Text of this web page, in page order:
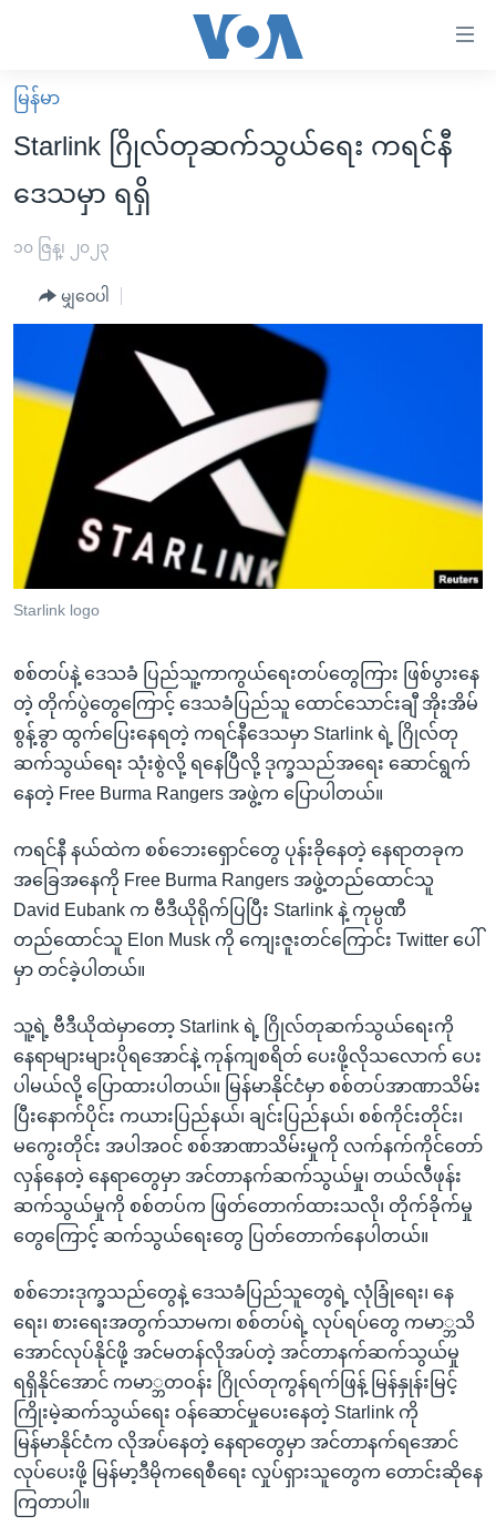
လွယ်ကူ
စေ
များ
အကြောင်းအရာ
ကျော်
စာမျက်နှာ
သို့
ရန်
ရှာဖွေ
ရန်
နေရာ
သို့
ရန်
မူလစာမျက်နှာ
မြန်မာ
ကမ္ဘာ့သတင်းများ
နိုင်ငံတကာ
အစ္စရေး-ပါလက်စတိုင်း
ဗွီဒီယို
ရပ်ဝန်းတခု လမ်းတခု အလွန်
အင်္ဂလိပ်စာလေ့လာမယ်
အမေရိကန်သုံးအီဒီယံ
မကြေးမုံရဲ့ အင်္ဂလိပ်စာ
ရုပ်ရှင်ထဲက အင်္ဂလိပ်စာ
သုတပဒေသာ အင်္ဂလိပ်စာ
အပတ်စဉ်ကဏ္ဍများ
ရေဒီယို
တီဗွီ
ရေဒီယိုနှင့်ရုပ်သံ အချက်အလက်များ
ရေဒီယို/တီဗွီအစီအစဉ်
Learning English
ဗွီအိုအေ လူမှုကွန်ယက်များ
ဘာသာစကားများ
မြန်မာ
Starlink ဂြိုလ်တုဆက်သွယ်ရေး ကရင်နီ
ဒေသမှာ ရရှိ
၁၀ ဇြန္၊ ၂၀၂၃
မျှဝေပါ
Starlink logo
စစ်တပ်နဲ့ ဒေသခံ ပြည်သူ့ကာကွယ်ရေးတပ်တွေကြား ဖြစ်ပွားနေ
တဲ့ တိုက်ပွဲတွေကြောင့် ဒေသခံပြည်သူ ထောင်သောင်းချီ အိုးအိမ်
စွန့်ခွာ ထွက်ပြေးနေရတဲ့ ကရင်နီဒေသမှာ Starlink ရဲ့ ဂြိုလ်တု
ဆက်သွယ်ရေး သုံးစွဲလို့ ရနေပြီလို့ ဒုက္ခသည်အရေး ဆောင်ရွက်
နေတဲ့ Free Burma Rangers အဖွဲ့က ပြောပါတယ်။
ကရင်နီ နယ်ထဲက စစ်ဘေးရှောင်တွေ ပုန်းခိုနေတဲ့ နေရာတခုက
အခြေအနေကို Free Burma Rangers အဖွဲ့တည်ထောင်သူ
David Eubank က ဗီဒီယိုရိုက်ပြပြီး Starlink နဲ့ ကုမ္ပဏီ
တည်ထောင်သူ Elon Musk ကို ကျေးဇူးတင်ကြောင်း Twitter ပေါ်
မှာ တင်ခဲ့ပါတယ်။
သူ့ရဲ့ ဗီဒီယိုထဲမှာတော့ Starlink ရဲ့ ဂြိုလ်တုဆက်သွယ်ရေးကို
နေရာများများပိုရအောင်နဲ့ ကုန်ကျစရိတ် ပေးဖို့လိုသလောက် ပေး
ပါမယ်လို့ ပြောထားပါတယ်။ မြန်မာနိုင်ငံမှာ စစ်တပ်အာဏာသိမ်း
ပြီးနောက်ပိုင်း ကယားပြည်နယ်၊ ချင်းပြည်နယ်၊ စစ်ကိုင်းတိုင်း၊
မကွေးတိုင်း အပါအဝင် စစ်အာဏာသိမ်းမှုကို လက်နက်ကိုင်တော်
လှန်နေတဲ့ နေရာတွေမှာ အင်တာနက်ဆက်သွယ်မှု၊ တယ်လီဖုန်း
ဆက်သွယ်မှုကို စစ်တပ်က ဖြတ်တောက်ထားသလို၊ တိုက်ခိုက်မှု
တွေကြောင့် ဆက်သွယ်ရေးတွေ ပြတ်တောက်နေပါတယ်။
စစ်ဘေးဒုက္ခသည်တွေနဲ့ ဒေသခံပြည်သူတွေရဲ့ လုံခြုံရေး၊ နေ
ရေး၊ စားရေးအတွက်သာမက၊ စစ်တပ်ရဲ့ လုပ်ရပ်တွေ ကမာ္ဘသိ
အောင်လုပ်နိုင်ဖို့ အင်မတန်လိုအပ်တဲ့ အင်တာနက်ဆက်သွယ်မှု
ရရှိနိုင်အောင် ကမာ္ဘတဝန်း ဂြိုလ်တုကွန်ရက်ဖြန့် မြန်နှုန်းမြင့်
ကြိုးမဲ့ဆက်သွယ်ရေး ဝန်ဆောင်မှုပေးနေတဲ့ Starlink ကို
မြန်မာနိုင်ငံက လိုအပ်နေတဲ့ နေရာတွေမှာ အင်တာနက်ရအောင်
လုပ်ပေးဖို့ မြန်မာ့ဒီမိုကရေစီရေး လှုပ်ရှားသူတွေက တောင်းဆိုနေ
ကြတာပါ။